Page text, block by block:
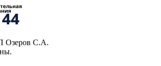
Озеров С.А.